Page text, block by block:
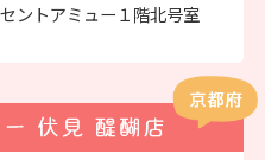
ントアミュー１階北号室